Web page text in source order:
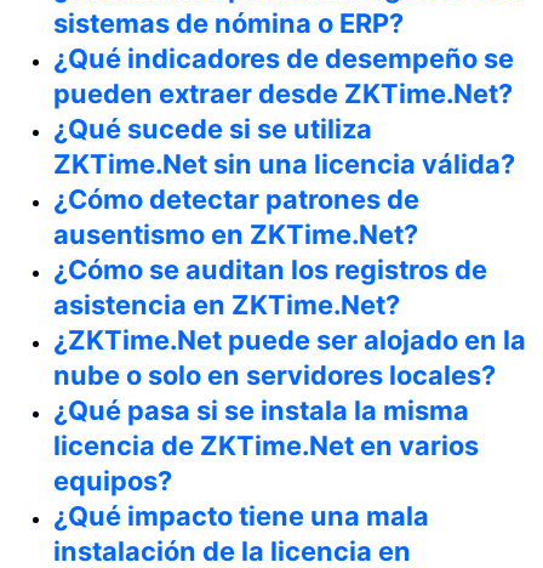
sistemas de nómina o ERP?
¿Qué indicadores de desempeño se
pueden extraer desde ZKTime.Net?
¿Qué sucede si se utiliza
ZKTime.Net sin una licencia válida?
¿Cómo detectar patrones de
ausentismo en ZKTime.Net?
¿Cómo se auditan los registros de
asistencia en ZKTime.Net?
¿ZKTime.Net puede ser alojado en la
nube o solo en servidores locales?
¿Qué pasa si se instala la misma
licencia de ZKTime.Net en varios
equipos?
¿Qué impacto tiene una mala
instalación de la licencia en